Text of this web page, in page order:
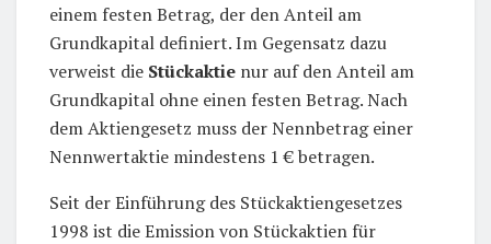
einem festen Betrag, der den Anteil am
Grundkapital definiert. Im Gegensatz dazu
verweist die Stückaktie nur auf den Anteil am
Grundkapital ohne einen festen Betrag. Nach
dem Aktiengesetz muss der Nennbetrag einer
Nennwertaktie mindestens 1 € betragen.
Seit der Einführung des Stückaktiengesetzes
1998 ist die Emission von Stückaktien für